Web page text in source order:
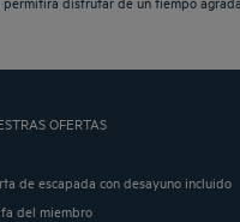
OFERTAS
de escapada con desayuno incluido
del miembro